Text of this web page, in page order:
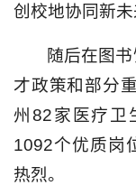
创校地协同新未
随后在图
才政策和部分
州82家医疗卫
1092个优质岗
热烈。